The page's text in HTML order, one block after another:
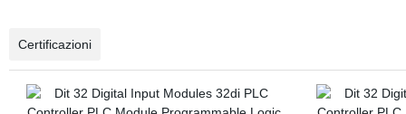
Certificazioni